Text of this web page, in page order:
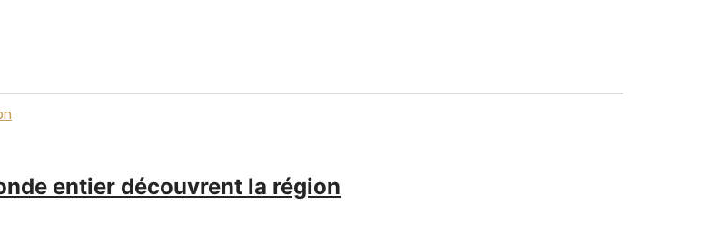
entier découvrent la région